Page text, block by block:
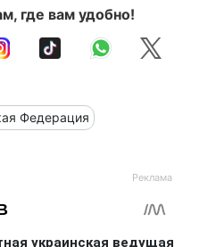
где вам удобно!
Федерация